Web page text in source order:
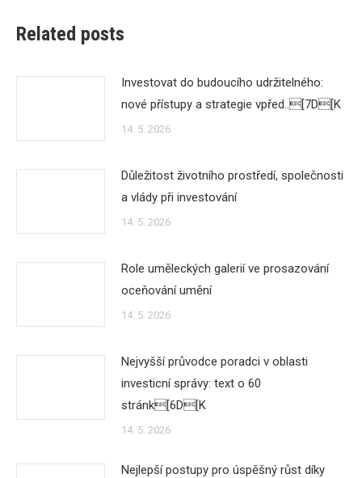
Related posts
Investovat do budoucího udržitelného:
nové přístupy a strategie vpřed..[7D[K
14. 5. 2026
Důležitost životního prostředí, společnosti
a vlády při investování
14. 5. 2026
Role uměleckých galerií ve prosazování
oceňování umění
14. 5. 2026
Nejvyšší průvodce poradci v oblasti
investicní správy: text o 60
stránk[6D[K
14. 5. 2026
Nejlepší postupy pro úspěšný růst díky